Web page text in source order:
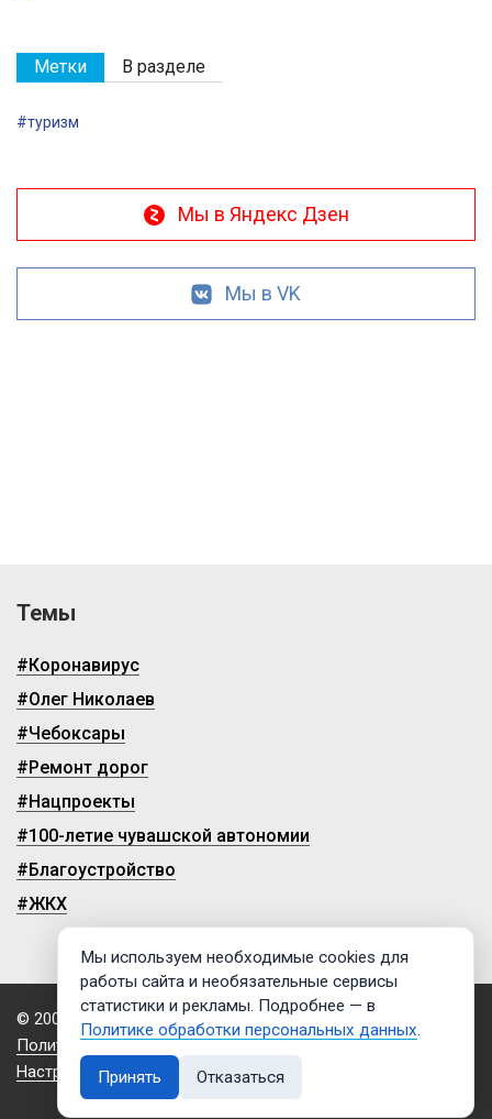
Метки В разделе
#туризм
Мы в Яндекс Дзен
Мы в VK
Темы
#Коронавирус
#Олег Николаев
#Чебоксары
#Ремонт дорог
#Нацпроекты
#100-летие чувашской автономии
#Благоустройство
#ЖКХ
© 2009-2026, ГТРК «Чувашия»
Политика обработки персональных данных
Настройки cookies
Мы используем необходимые cookies для
работы сайта и необязательные сервисы
статистики и рекламы. Подробнее — в
Политике обработки персональных данных.
Принять Отказаться